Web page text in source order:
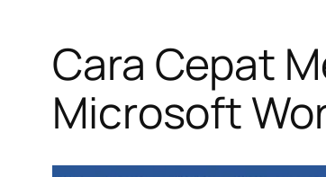
Cara Cepat
Microsoft